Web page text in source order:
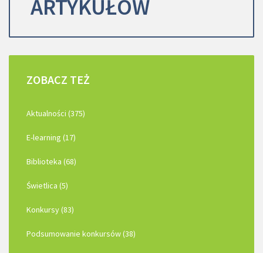
ARTYKUŁÓW
ZOBACZ TEŻ
Aktualności (375)
E-learning (17)
Biblioteka (68)
Świetlica (5)
Konkursy (83)
Podsumowanie konkursów (38)